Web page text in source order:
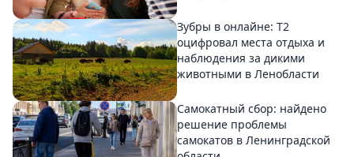
Зубры в онлайне: Т2
оцифровал места отдыха и
наблюдения за дикими
животными в Ленобласти
Самокатный сбор: найдено
решение проблемы
самокатов в Ленинградской